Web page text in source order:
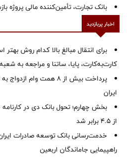
بانک تجارت، تأمین‌کننده مالی پروژه بازسازی
اخبار پربازدید
برای انتقال مبالغ بالا کدام روش
کارت‌به‌کارت، پایا، ساتنا و مراجعه به شعبه
پرداخت بیش از ۸ همت
ایران
بخش چهارم؛ تحول بانک دی در
از ۴.۵ برابر شد
خدمت‌رسانی بانک توسعه صادرات
راهپیمایی جاماندگان اربعین